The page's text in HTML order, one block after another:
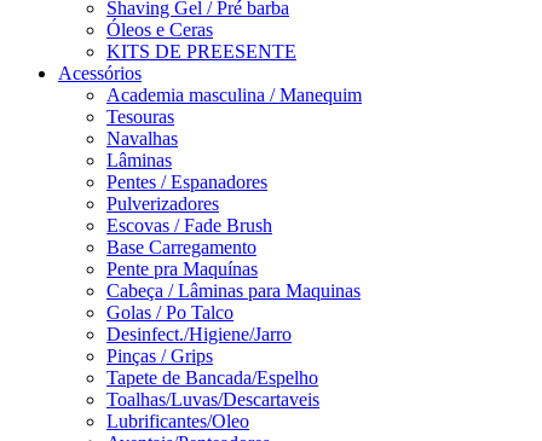
Shaving Gel / Pré barba
Óleos e Ceras
KITS DE PREESENTE
Acessórios
Academia masculina / Manequim
Tesouras
Navalhas
Lâminas
Pentes / Espanadores
Pulverizadores
Escovas / Fade Brush
Base Carregamento
Pente pra Maquínas
Cabeça / Lâminas para Maquinas
Golas / Po Talco
Desinfect./Higiene/Jarro
Pinças / Grips
Tapete de Bancada/Espelho
Toalhas/Luvas/Descartaveis
Lubrificantes/Oleo